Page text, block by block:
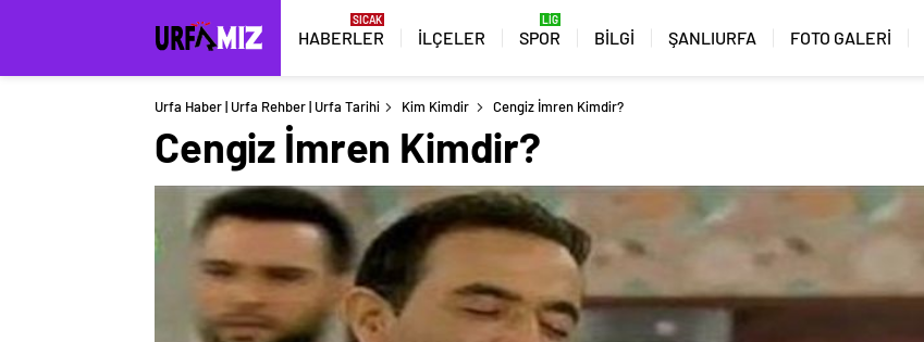
HABERLER İLÇELER SPOR BİLGİ ŞANLIURFA FOTO GALERİ
Urfa Haber | Urfa Rehber | Urfa Tarihi Kim Kimdir Cengiz İmren Kimdir?
Cengiz İmren Kimdir?